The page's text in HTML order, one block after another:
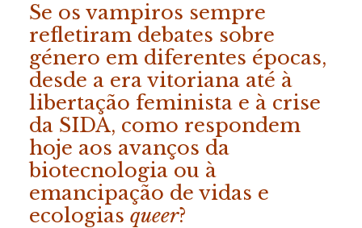
Se os vampiros sempre
refletiram debates sobre
género em diferentes épocas,
desde a era vitoriana até à
libertação feminista e à crise
da SIDA, como respondem
hoje aos avanços da
biotecnologia ou à
emancipação de vidas e
ecologias queer?